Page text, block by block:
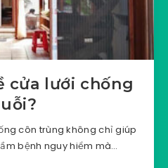
cửa lưới chống
côn trùng không chỉ giúp
bệnh nguy hiểm mà…